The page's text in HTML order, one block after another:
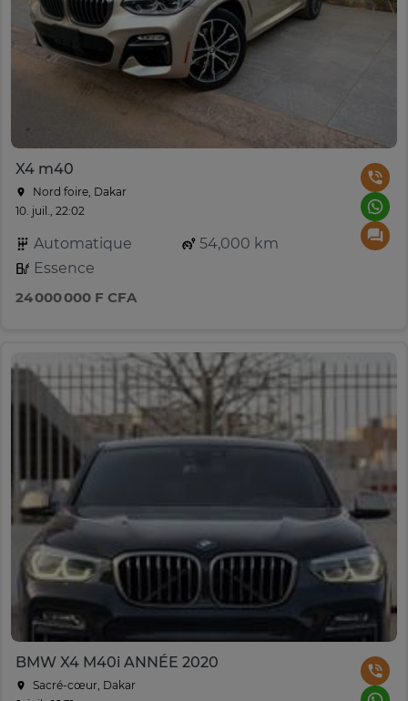
X4 m40
Nord foire, Dakar
10. juil., 22:02
Automatique
54,000 km
Essence
24 000 000 F CFA
BMW X4 M40i ANNÉE 2020
Sacré-cœur, Dakar